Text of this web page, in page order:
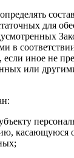
для
в
иное не
или
касающуюся